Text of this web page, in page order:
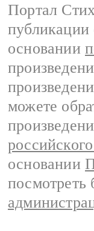
Портал
публикации
основании
можете
основании